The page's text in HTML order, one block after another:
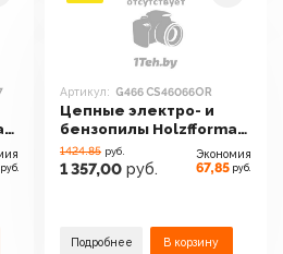
руб.
Артикул: G466 CS46066OR
Цепные электро- и
бензопилы Holzfforma
G466 CS46066OR
1424.85 руб.
1 357,00 руб.
Экономия
67,85 руб.
Подробнее В корзину